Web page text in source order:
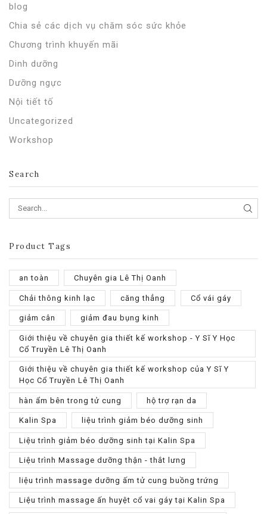
blog
Chia sẻ các dịch vụ chăm sóc sức khỏe
Chương trình khuyến mãi
Dinh dưỡng
Dưỡng ngực
Nội tiết tố
Uncategorized
Workshop
Search
Product Tags
an toàn Chuyên gia Lê Thị Oanh
Chải thông kinh lạc căng thẳng Cổ vái gáy
giảm cân giảm đau bụng kinh
Giới thiệu về chuyên gia thiết kế workshop - Y Sĩ Y Học
Cổ Truyền Lê Thị Oanh
Giới thiệu về chuyên gia thiết kế workshop của Y Sĩ Y
Học Cổ Truyền Lê Thị Oanh
hàn ẩm bên trong tử cung hộ trợ rạn da
Kalin Spa liệu trình giảm béo dưỡng sinh
Liệu trình giảm béo dưỡng sinh tại Kalin Spa
Liệu trình Massage dưỡng thận - thắt lưng
liệu trình massage dưỡng ấm tử cung buồng trứng
Liệu trình massage ấn huyệt cổ vai gáy tại Kalin Spa